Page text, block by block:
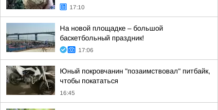
17:10
На новой площадке – большой
баскетбольный праздник!
17:06
Юный покровчанин "позаимствовал" питбайк,
чтобы покататься
16:45